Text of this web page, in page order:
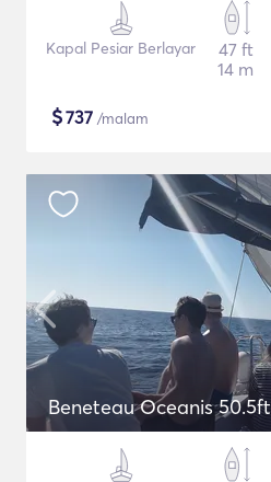
Kapal Pesiar Berlayar
47 ft
14 m
$737 /malam
Beneteau Oceanis 50.5ft